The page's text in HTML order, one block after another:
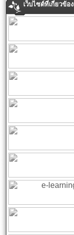
เว็บไซต์ที่เกี่ยวข้อง